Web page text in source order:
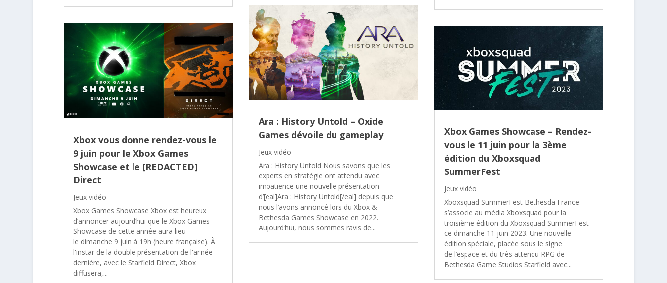
Xbox vous donne rendez-vous le
9 juin pour le Xbox Games
Showcase et le [REDACTED]
Direct
Jeux vidéo
Xbox Games Showcase Xbox est heureux
d’annoncer aujourd’hui que le Xbox Games
Showcase de cette année aura lieu
le dimanche 9 juin à 19h (heure française). À
l'instar de la double présentation de l'année
dernière, avec le Starfield Direct, Xbox
diffusera,...
Ara : History Untold – Oxide
Games dévoile du gameplay
Jeux vidéo
Ara : History Untold Nous savons que les
experts en stratégie ont attendu avec
impatience une nouvelle présentation
d’[eal]Ara : History Untold[/eal] depuis que
nous l’avons annoncé lors du Xbox &
Bethesda Games Showcase en 2022.
Aujourd’hui, nous sommes ravis de...
Xbox Games Showcase – Rendez-
vous le 11 juin pour la 3ème
édition du Xboxsquad
SummerFest
Jeux vidéo
Xboxsquad SummerFest Bethesda France
s’associe au média Xboxsquad pour la
troisième édition du Xboxsquad SummerFest
ce dimanche 11 juin 2023. Une nouvelle
édition spéciale, placée sous le signe
de l’espace et du très attendu RPG de
Bethesda Game Studios Starfield avec...